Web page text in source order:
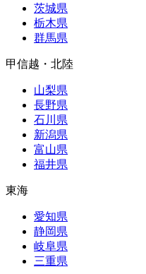
茨城県
栃木県
群馬県
甲信越・北陸
山梨県
長野県
石川県
新潟県
富山県
福井県
東海
愛知県
静岡県
岐阜県
三重県